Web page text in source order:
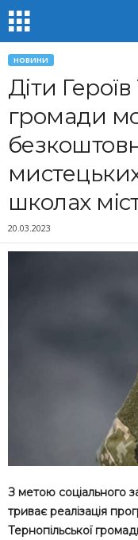
НОВИНИ
Діти
громади
школах
20.03.2023
З метою соціального
триває реалізація
Тернопільської